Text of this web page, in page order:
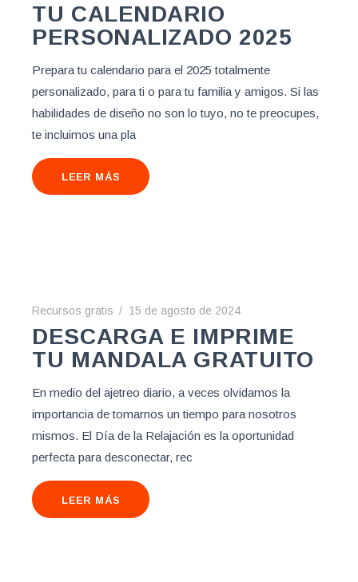
TU CALENDARIO
PERSONALIZADO 2025
Prepara tu calendario para el 2025 totalmente
personalizado, para ti o para tu familia y amigos. Si las
habilidades de diseño no son lo tuyo, no te preocupes,
te incluimos una pla
LEER MÁS
Recursos gratis 15 de agosto de 2024
DESCARGA E IMPRIME
TU MANDALA GRATUITO
En medio del ajetreo diario, a veces olvidamos la
importancia de tomarnos un tiempo para nosotros
mismos. El Día de la Relajación es la oportunidad
perfecta para desconectar, rec
LEER MÁS